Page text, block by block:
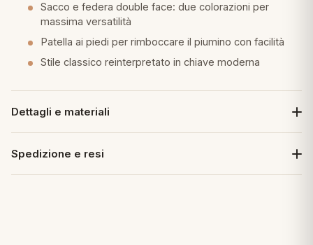
Sacco e federa double face: due colorazioni per
massima versatilità
Patella ai piedi per rimboccare il piumino con facilità
Stile classico reinterpretato in chiave moderna
Dettagli e materiali
Spedizione e resi